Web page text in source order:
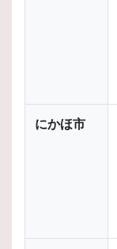
にかほ市